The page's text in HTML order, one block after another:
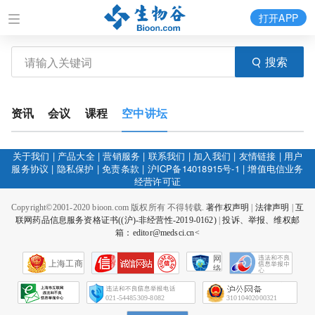
搜索
打开APP
资讯 会议 课程 空中讲坛
关于我们 | 产品大全|营销服务 | 联系我们 | 加入我们 | 友情链接 | 用户
服务协议 | 隐私保护 |免责条款 | 沪ICP备14018915号-1 |增值电信业务
经营许可证
Copyright©2001-2020 bioon.com 版权所有 不得转载.著作权声明 法律声明
互
联网药品信息服务资格证书((沪)-非经营性-2019-0162)|投诉、举报、维权邮
箱：editor@medsci.cn<
上海工商
网
络
会
征
021-54485309-8082 31010402000321